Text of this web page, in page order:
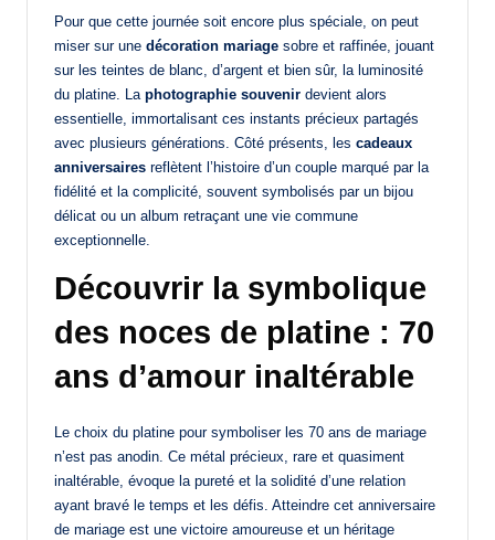
Pour que cette journée soit encore plus spéciale, on peut
miser sur une décoration mariage sobre et raffinée, jouant
sur les teintes de blanc, d’argent et bien sûr, la luminosité
du platine. La photographie souvenir devient alors
essentielle, immortalisant ces instants précieux partagés
avec plusieurs générations. Côté présents, les cadeaux
anniversaires reflètent l’histoire d’un couple marqué par la
fidélité et la complicité, souvent symbolisés par un bijou
délicat ou un album retraçant une vie commune
exceptionnelle.
Découvrir la symbolique
des noces de platine : 70
ans d’amour inaltérable
Le choix du platine pour symboliser les 70 ans de mariage
n’est pas anodin. Ce métal précieux, rare et quasiment
inaltérable, évoque la pureté et la solidité d’une relation
ayant bravé le temps et les défis. Atteindre cet anniversaire
de mariage est une victoire amoureuse et un héritage